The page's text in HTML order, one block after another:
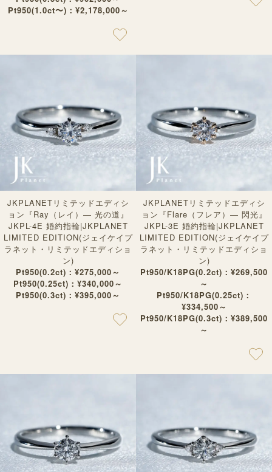
Pt950(1.0ct〜)：¥2,178,000～
JKPLANETリミテッドエディシ
ョン『Ray（レイ）— 光の道』
JKPL-4E 婚約指輪|JKPLANET
LIMITED EDITION(ジェイケイプ
ラネット・リミテッドエディショ
ン)
Pt950(0.2ct)：¥275,000～
Pt950(0.25ct)：¥340,000～
Pt950(0.3ct)：¥395,000～
JKPLANETリミテッドエディシ
ョン『Flare（フレア）— 閃光』
JKPL-3E 婚約指輪|JKPLANET
LIMITED EDITION(ジェイケイプ
ラネット・リミテッドエディショ
ン)
Pt950/K18PG(0.2ct)：¥269,500
～
Pt950/K18PG(0.25ct)：
¥334,500～
Pt950/K18PG(0.3ct)：¥389,500
～